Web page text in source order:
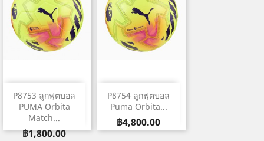
P8753 ลูกฟุตบอล
PUMA Orbita
Match...
ราคา
฿1,800.00
P8754 ลูกฟุตบอล
Puma Orbita...
ราคา
฿4,800.00